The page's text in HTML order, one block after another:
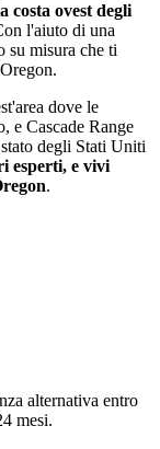
costa ovest degli
l'aiuto di una
su misura che ti
dove le
e Cascade Range
degli Stati Uniti
esperti, e vivi
.
alternativa entro
mesi.